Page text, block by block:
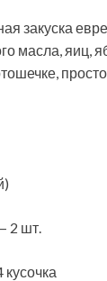
закуска
масла, яиц,
2 шт.